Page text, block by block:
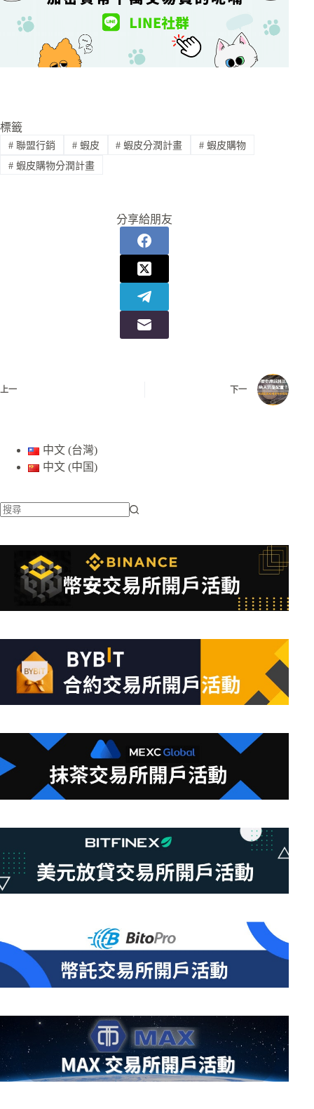
標籤
#聯盟行銷 #蝦皮 # 蝦皮分潤計畫 # 蝦皮購物
#蝦皮購物分潤計畫
分享給朋友
上一 下一
中文 (台灣)
中文 (中国)
不
條